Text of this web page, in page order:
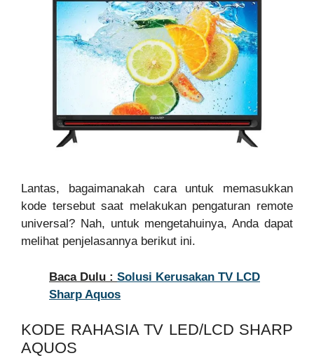
Lantas, bagaimanakah cara untuk memasukkan
kode tersebut saat melakukan pengaturan remote
universal? Nah, untuk mengetahuinya, Anda dapat
melihat penjelasannya berikut ini.
Baca Dulu : Solusi Kerusakan TV LCD
Sharp Aquos
KODE RAHASIA TV LED/LCD SHARP
AQUOS